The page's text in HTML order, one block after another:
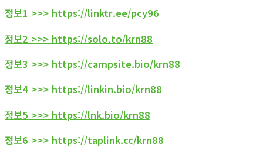
정보1 >>> https://linktr.ee/pcy96
정보2 >>> https://solo.to/krn88
정보3 >>> https://campsite.bio/krn88
정보4 >>> https://linkin.bio/krn88
정보5 >>> https://lnk.bio/krn88
정보6 >>> https://taplink.cc/krn88